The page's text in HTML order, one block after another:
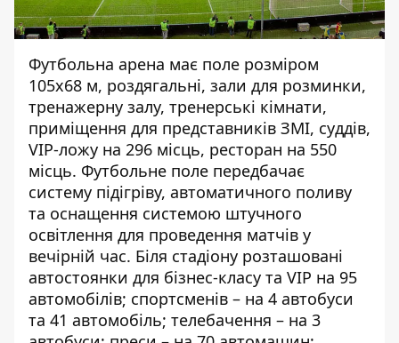
Футбольна арена має поле розміром
105х68 м, роздягальні, зали для розминки,
тренажерну залу, тренерські кімнати,
приміщення для представників ЗМІ, суддів,
VIP-ложу на 296 місць, ресторан на 550
місць. Футбольне поле передбачає
систему підігріву, автоматичного поливу
та оснащення системою штучного
освітлення для проведення матчів у
вечірній час. Біля стадіону розташовані
автостоянки для бізнес-класу та VIP на 95
автомобілів; спортсменів – на 4 автобуси
та 41 автомобіль; телебачення – на 3